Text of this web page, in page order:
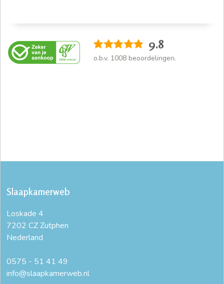
9.8
o.b.v. 1008 beoordelingen.
Slaapkamerweb
Loskade 4
7202 CZ Zutphen
Nederland
0575 - 51 41 49
info@slaapkamerweb.nl